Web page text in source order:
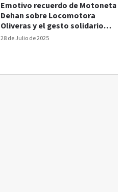
28 de Julio de 2025
Emotivo recuerdo de Motoneta
Dehan sobre Locomotora
Oliveras y el gesto solidario
con su gimnasio